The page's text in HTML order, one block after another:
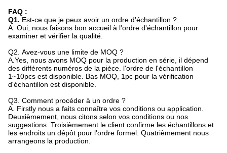
FAQ :
Q1. Est-ce que je peux avoir un ordre d'échantillon ?
A. Oui, nous faisons bon accueil à l'ordre d'échantillon pour
examiner et vérifier la qualité.
Q2. Avez-vous une limite de MOQ ?
A.Yes, nous avons MOQ pour la production en série, il dépend
des différents numéros de la pièce. l'ordre de l'échantillon
1~10pcs est disponible. Bas MOQ, 1pc pour la vérification
d'échantillon est disponible.
Q3. Comment procéder à un ordre ?
A. Firstly nous a faits connaître vos conditions ou application.
Deuxièmement, nous citons selon vos conditions ou nos
suggestions. Troisièmement le client confirme les échantillons et
les endroits un dépôt pour l'ordre formel. Quatrièmement nous
arrangeons la production.